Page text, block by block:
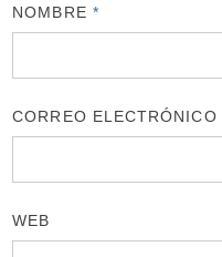
NOMBRE *
CORREO ELECTRÓNICO
WEB